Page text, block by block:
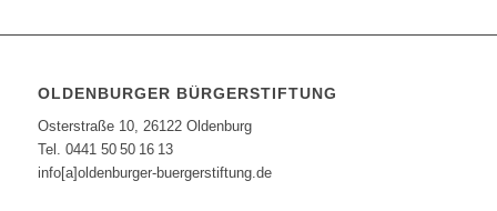
OLDENBURGER BÜRGERSTIFTUNG
Osterstraße 10, 26122 Oldenburg
Tel. 0441 50 50 16 13
info[a]oldenburger-buergerstiftung.de